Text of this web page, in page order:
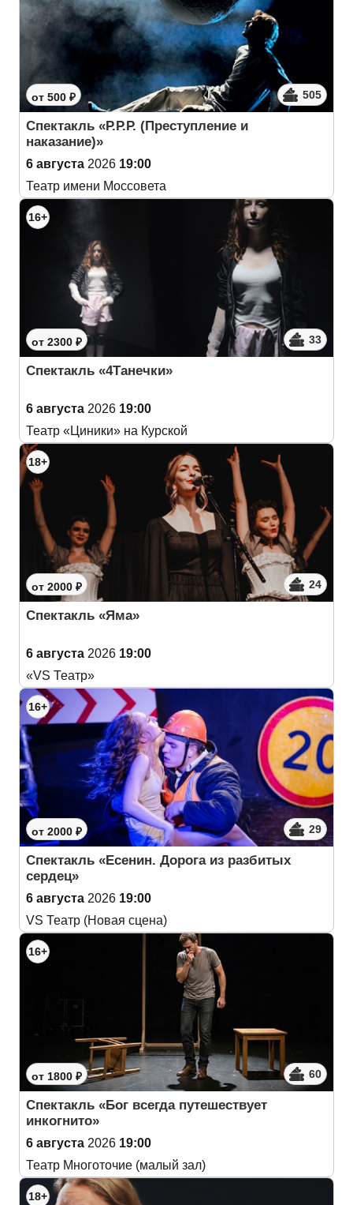
от 500 ₽ 505
Спектакль «Р.Р.Р. (Преступление и
наказание)»
6 августа 2026 19:00
Театр имени Моссовета
16+
от 2300 ₽ 33
Спектакль «4Танечки»
6 августа 2026 19:00
Театр «Циники» на Курской
18+
от 2000 ₽ 24
Спектакль «Яма»
6 августа 2026 19:00
«VS Театр»
16+
от 2000 ₽ 29
Спектакль «Есенин. Дорога из разбитых
сердец»
6 августа 2026 19:00
VS Театр (Новая сцена)
16+
от 1800 ₽ 60
Спектакль «Бог всегда путешествует
инкогнито»
6 августа 2026 19:00
Театр Многоточие (малый зал)
18+